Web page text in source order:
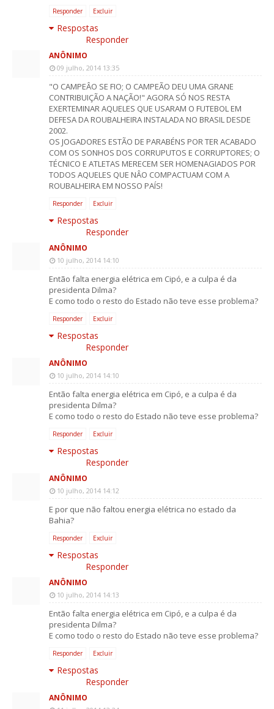
Responder Excluir
Respostas
Responder
ANÔNIMO
09 julho, 2014 13:35
"O CAMPEÂO SE FIO; O CAMPEÃO DEU UMA GRANE
CONTRIBUIÇÃO A NAÇÃO!" AGORA SÓ NOS RESTA
EXERTEMINAR AQUELES QUE USARAM O FUTEBOL EM
DEFESA DA ROUBALHEIRA INSTALADA NO BRASIL DESDE
2002.
OS JOGADORES ESTÃO DE PARABÉNS POR TER ACABADO
COM OS SONHOS DOS CORRUPUTOS E CORRUPTORES; O
TÉCNICO E ATLETAS MERECEM SER HOMENAGIADOS POR
TODOS AQUELES QUE NÂO COMPACTUAM COM A
ROUBALHEIRA EM NOSSO PAÍS!
Responder Excluir
Respostas
Responder
ANÔNIMO
10 julho, 2014 14:10
Então falta energia elétrica em Cipó, e a culpa é da
presidenta Dilma?
E como todo o resto do Estado não teve esse problema?
Responder Excluir
Respostas
Responder
ANÔNIMO
10 julho, 2014 14:10
Então falta energia elétrica em Cipó, e a culpa é da
presidenta Dilma?
E como todo o resto do Estado não teve esse problema?
Responder Excluir
Respostas
Responder
ANÔNIMO
10 julho, 2014 14:12
E por que não faltou energia elétrica no estado da
Bahia?
Responder Excluir
Respostas
Responder
ANÔNIMO
10 julho, 2014 14:13
Então falta energia elétrica em Cipó, e a culpa é da
presidenta Dilma?
E como todo o resto do Estado não teve esse problema?
Responder Excluir
Respostas
Responder
ANÔNIMO